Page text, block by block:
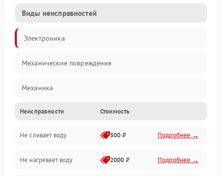
Виды неисправностей
Электроника
Механические повреждения
Механика
Управление
Электропитание
Датчики
Неисправности Стоимость
Не сливает воду 500 ₽ Подробнее →
Не нагревает воду 2000 ₽ Подробнее →